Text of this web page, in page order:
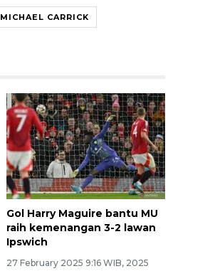
MICHAEL CARRICK
Gol Harry Maguire bantu MU
raih kemenangan 3-2 lawan
Ipswich
27 February 2025 9:16 WIB, 2025